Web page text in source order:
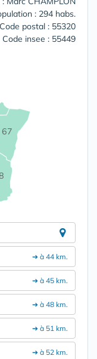
: 294 habs.
Code postal : 55320
Code insee : 55449
67
➔ à 44 km.
➔ à 45 km.
➔ à 48 km.
➔ à 51 km.
➔ à 52 km.